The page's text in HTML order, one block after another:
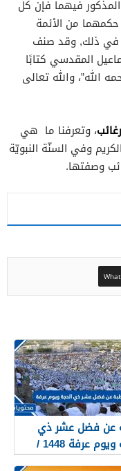
المذكور فيهما فإن كل
من الأئمة
في ذلك, وقد صنف
المقدسي كتابًا
الله”، والله تعالى
، وتعرفنا ما هي
وفي السنّة النبويّة
وصفتها.
عن فضل عشر ذي
الحجة ويوم عرفة 1448 /